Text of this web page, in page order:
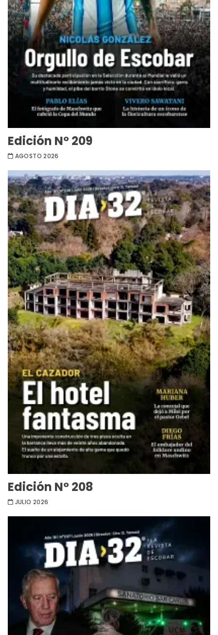
Edición Nº 209
AGOSTO 2026
Edición Nº 208
JULIO 2026